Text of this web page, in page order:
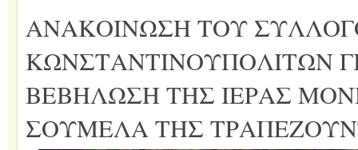
ΑΝΑΚΟΙΝΩΣΗ ΤΟΥ
ΚΩΝΣΤΑΝΤΙΝΟΥΠΟΛΙΤΩΝ
ΒΕΒΗΛΩΣΗ ΤΗΣ ΙΕΡΑΣ
ΣΟΥΜΕΛΑ ΤΗΣ